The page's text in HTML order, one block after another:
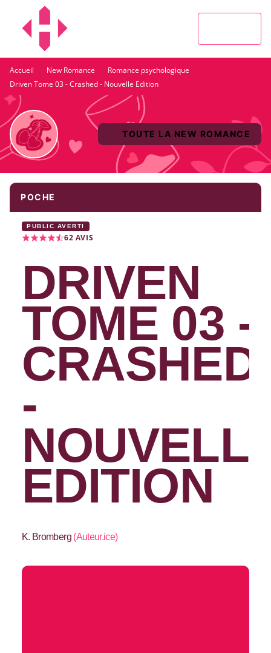
MENU
Accueil · New Romance · Romance psychologique ·
Driven Tome 03 - Crashed - Nouvelle Edition
TOUTE LA NEW ROMANCE
POCHE
PUBLIC AVERTI
62 AVIS
DRIVEN
TOME 03 -
CRASHED
-
EDITION
K. Bromberg(Auteur.ice)